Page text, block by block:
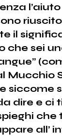
il
che sei
Mucchio
siccome
dire e ci
all’